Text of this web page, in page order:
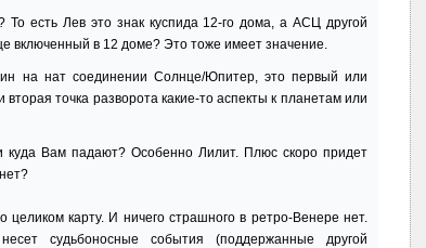
есть Лев это знак куспида 12-го дома, а АСЦ другой
включенный в 12 доме? Это тоже имеет значение.
на нат соединении Солнце/Юпитер, это первый или
точка разворота какие-то аспекты к планетам или
Вам падают? Особенно Лилит. Плюс скоро придет
целиком карту. И ничего страшного в ретро-Венере нет.
судьбоносные события (поддержанные другой